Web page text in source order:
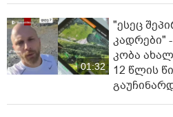
01:32
"ესეც
კადრები"
კობა
12 წლის